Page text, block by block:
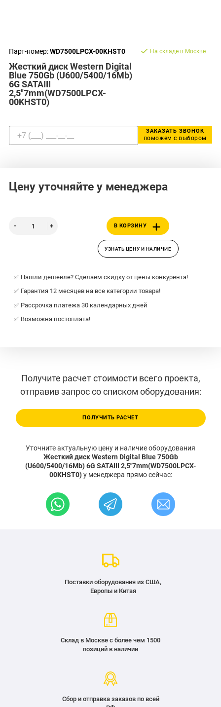
Парт-номер:WD7500LPCX-00KHST0
Жесткий диск Western Digital
Blue 750Gb (U600/5400/16Mb)
6G SATAIII
2,5"7mm(WD7500LPCX-
00KHST0)
На складе в Москве
ЗАКАЗАТЬ ЗВОНОК
поможем с выбором
Цену уточняйте у менеджера
В КОРЗИНУ
УЗНАТЬ ЦЕНУ И НАЛИЧИЕ
✅ Нашли дешевле? Сделаем скидку от цены конкурента!
✅ Гарантия 12 месяцев на все категории товара!
✅ Рассрочка платежа 30 календарных дней
✅ Возможна постоплата!
Получите расчет стоимости всего проекта,
отправив запрос со списком оборудования:
ПОЛУЧИТЬ РАСЧЕТ
Уточните актуальную цену и наличие оборудования
Жесткий диск Western Digital Blue 750Gb
(U600/5400/16Mb) 6G SATAIII 2,5"7mm(WD7500LPCX-
00KHST0)у менеджера прямо сейчас:
Поставки оборудования из США,
Европы и Китая
Склад в Москве с более чем 1500
позиций в наличии
Сбор и отправка заказов по всей